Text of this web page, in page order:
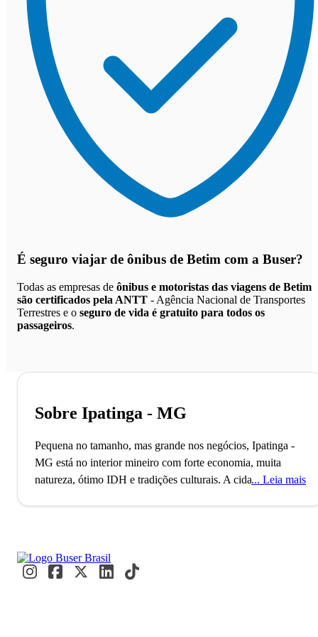
É seguro viajar de ônibus de Betim com a Buser?
Todas as empresas de ônibus e motoristas das viagens de Betim
são certificados pela ANTT - Agência Nacional de Transportes
Terrestres e o seguro de vida é gratuito para todos os
passageiros.
Sobre Ipatinga - MG
Pequena no tamanho, mas grande nos negócios, Ipatinga -
MG está no interior mineiro com forte economia, muita
natureza, ótimo IDH e tradições culturais. A cidade de
Ipatinga é uma cidade agitada para o mundo dos negócios. A
economia do município gira em torno da indústria e possui
Leia mais